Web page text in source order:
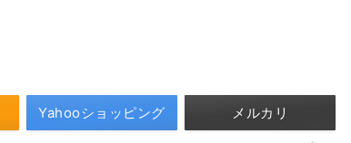
Yahooショッピング メルカリ